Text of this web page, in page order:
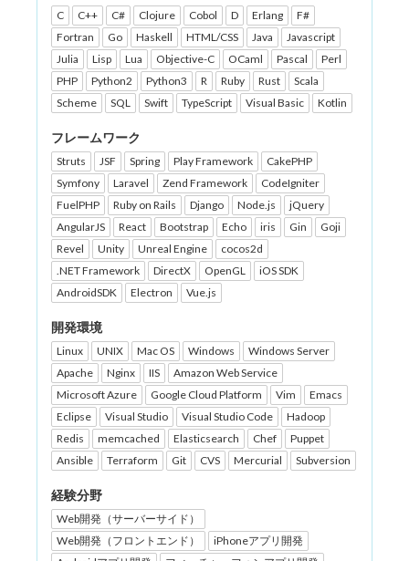
C C++ C# Clojure Cobol D Erlang
F#
Fortran
Go Haskell HTML/CSS Java
Javascript
Julia
Lisp Lua Objective-C OCaml Pascal
Perl
PHP
Python2 Python3 R Ruby Rust
Scala
Scheme
SQL Swift TypeScript Visual Basic Kotlin
フレームワーク
Struts JSF Spring Play Framework
CakePHP
Symfony
Laravel Zend Framework
CodeIgniter
FuelPHP
Ruby on Rails Django Node.js
jQuery
AngularJS
React Bootstrap Echo iris Gin
Goji
Revel
Unity Unreal Engine
cocos2d
.NET Framework
DirectX OpenGL
iOS SDK
AndroidSDK
Electron Vue.js
開発環境
Linux UNIX Mac OS Windows
Windows Server
Apache
Nginx IIS
Amazon Web Service
Microsoft Azure
Google Cloud Platform Vim
Emacs
Eclipse
Visual Studio Visual Studio Code
Hadoop
Redis
memcached Elasticsearch Chef
Puppet
Ansible
Terraform Git CVS Mercurial Subversion
経験分野
Web開発（サーバーサイド）
Web開発（フロントエンド）
iPhoneアプリ開発